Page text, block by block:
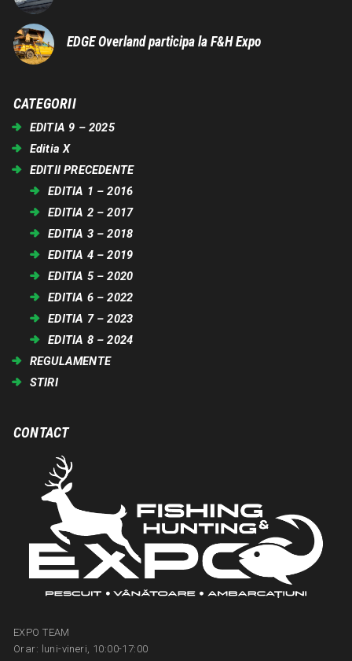
EDGE Overland participa la F&H Expo
CATEGORII
EDITIA 9 – 2025
Editia X
EDITII PRECEDENTE
EDITIA 1 – 2016
EDITIA 2 – 2017
EDITIA 3 – 2018
EDITIA 4 – 2019
EDITIA 5 – 2020
EDITIA 6 – 2022
EDITIA 7 – 2023
EDITIA 8 – 2024
REGULAMENTE
STIRI
CONTACT
EXPO TEAM
Orar: luni-vineri, 10:00-17:00